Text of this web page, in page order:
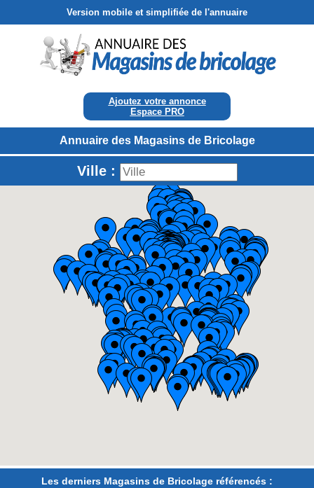
Version mobile et simplifiée de l'annuaire
Ajoutez votre annonce
Espace PRO
Annuaire des Magasins de Bricolage
Ville :
Les derniers Magasins de Bricolage référencés :